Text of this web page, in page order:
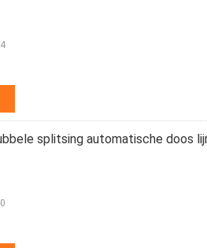
splitsing automatische doos